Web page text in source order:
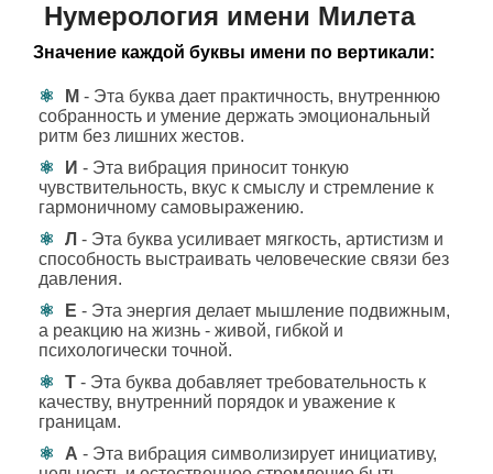
Нумерология имени Милета
Значение каждой буквы имени по вертикали:
М - Эта буква дает практичность, внутреннюю
собранность и умение держать эмоциональный
ритм без лишних жестов.
И - Эта вибрация приносит тонкую
чувствительность, вкус к смыслу и стремление к
гармоничному самовыражению.
Л - Эта буква усиливает мягкость, артистизм и
способность выстраивать человеческие связи без
давления.
Е - Эта энергия делает мышление подвижным,
а реакцию на жизнь - живой, гибкой и
психологически точной.
Т - Эта буква добавляет требовательность к
качеству, внутренний порядок и уважение к
границам.
А - Эта вибрация символизирует инициативу,